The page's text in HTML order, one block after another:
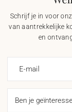
Schrijf je in voor
van aantrekkelijke
en
E-mail